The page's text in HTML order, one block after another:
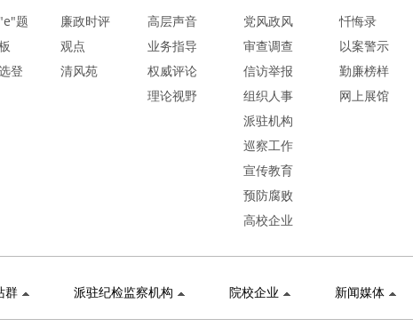
题
登
廉政时评
观点
清风苑
高层声音
业务指导
权威评论
理论视野
党风政风
审查调查
信访举报
组织人事
派驻机构
巡察工作
宣传教育
预防腐败
高校企业
忏悔录
以案警示
勤廉榜样
网上展馆
群 派驻纪检监察机构 院校企业 新闻媒体